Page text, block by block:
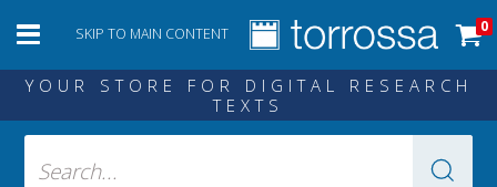
SKIP TO MAIN CONTENT 0
YOUR STORE FOR DIGITAL RESEARCH
TEXTS